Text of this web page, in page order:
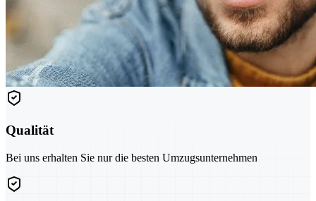
Qualität
Bei uns erhalten Sie nur die besten Umzugsunternehmen